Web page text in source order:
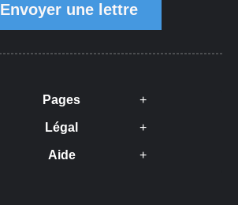
Envoyer une lettre
Pages
Légal
Aide